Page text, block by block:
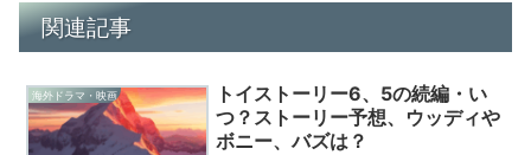
関連記事
海外ドラマ・映画
トイストーリー6、5の続編・い
つ？ストーリー予想、ウッディや
ボニー、バズは？